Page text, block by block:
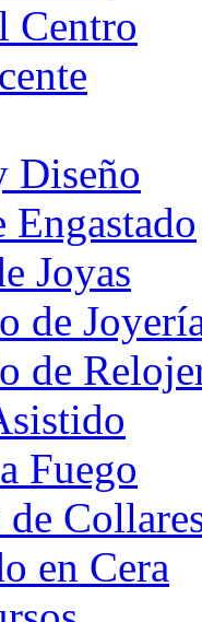
Centro
Diseño
Engastado
Joyas
de
de
Fuego
en Cera